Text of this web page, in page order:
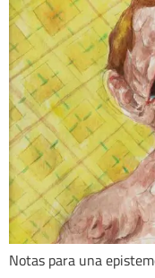
Notas para una